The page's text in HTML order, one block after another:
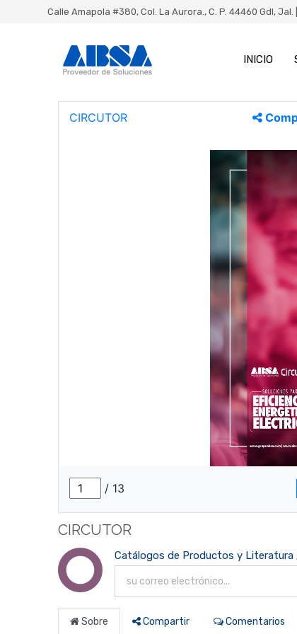
Calle Amapola #380, Col. La Aurora., C. P. 44460 Gdl,
INICIO
CIRCUTOR
Catálogos de Productos y Literatura
Sobre Compartir Comentarios